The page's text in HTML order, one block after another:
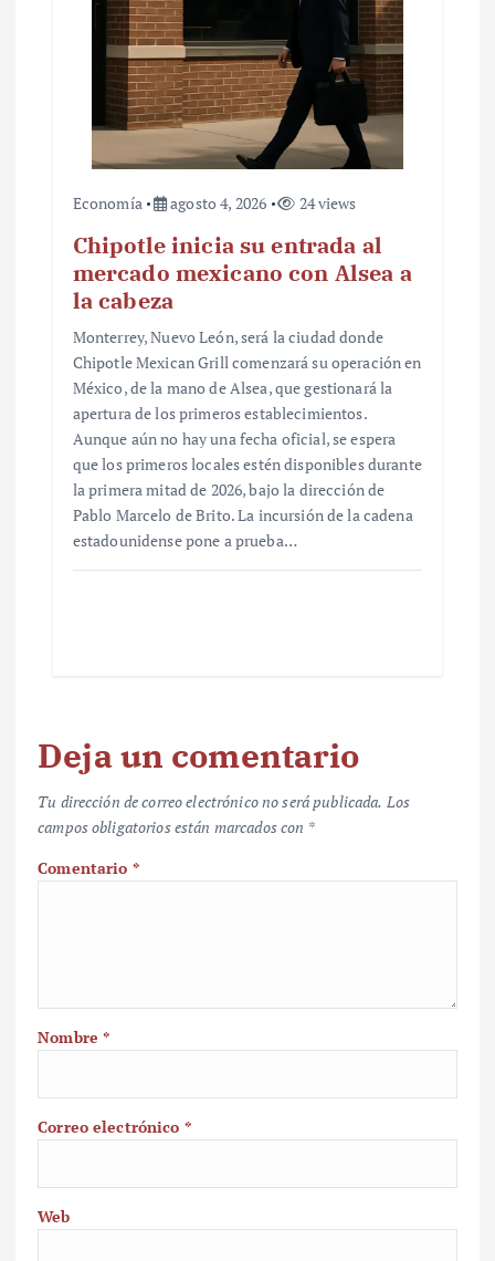
Economía agosto 4, 2026 24 views
Chipotle inicia su entrada al
mercado mexicano con Alsea a
la cabeza
Monterrey, Nuevo León, será la ciudad donde
Chipotle Mexican Grill comenzará su operación en
México, de la mano de Alsea, que gestionará la
apertura de los primeros establecimientos.
Aunque aún no hay una fecha oficial, se espera
que los primeros locales estén disponibles durante
la primera mitad de 2026, bajo la dirección de
Pablo Marcelo de Brito. La incursión de la cadena
estadounidense pone a prueba…
Deja un comentario
Tu dirección de correo electrónico no será publicada. Los
campos obligatorios están marcados con *
Comentario *
Nombre*
Correo electrónico *
Web